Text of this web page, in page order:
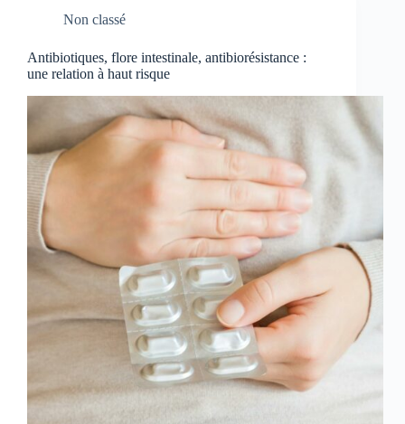
Non classé
Antibiotiques, flore intestinale, antibiorésistance :
une relation à haut risque